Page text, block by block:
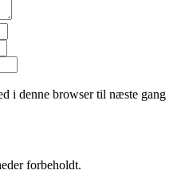
i denne browser til næste gang
forbeholdt.